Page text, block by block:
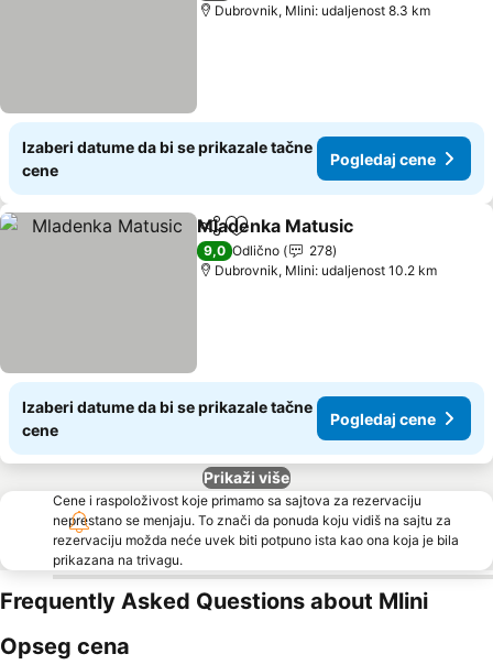
Dubrovnik, Mlini: udaljenost 8.3 km
Izaberi datume da bi se prikazale tačne
cene
Pogledaj cene
Deli Dodati u favorite
Mladenka Matusic
9,0 Odlično
278
Dubrovnik, Mlini: udaljenost 10.2 km
Izaberi datume da bi se prikazale tačne
cene
Pogledaj cene
Prikaži više
Cene i raspoloživost koje primamo sa sajtova za rezervaciju
neprestano se menjaju. To znači da ponuda koju vidiš na sajtu za
rezervaciju možda neće uvek biti potpuno ista kao ona koja je bila
prikazana na trivagu.
Frequently Asked Questions about Mlini
Opseg cena